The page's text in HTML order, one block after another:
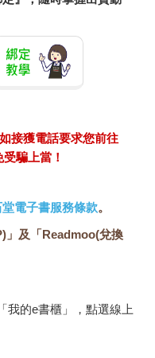
接獲電話要求您前往
騙上當！
電子書服務條款。
」及「Readmoo(兌換
的e書櫃」，點選線上